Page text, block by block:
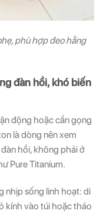
phù hợp đeo hằng
đàn hồi, khó biến
động hoặc cần gọng
là dòng nên xem
hồi, không phải ở
Pure Titanium.
nhịp sống linh hoạt: di
kính vào túi hoặc tháo